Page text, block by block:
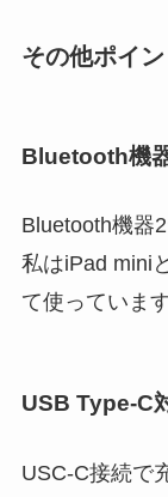
その他ポイン
Bluetooth機
Bluetooth機器
私はiPad mini
て使っています
USB Type-C
USC-C接続で